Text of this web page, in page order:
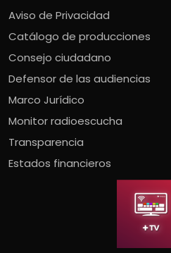
Aviso de Privacidad
Catálogo de producciones
Consejo ciudadano
Defensor de las audiencias
Marco Jurídico
Monitor radioescucha
Transparencia
Estados financieros